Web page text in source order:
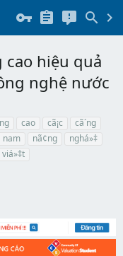
cao hiệu quả
nghệ nước
cao cã¡c
cã´ng
nam nã¢ng
nghá»‡
viá»‡t